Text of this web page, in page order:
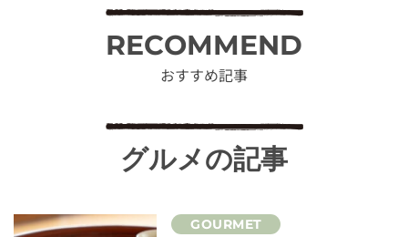
RECOMMEND
おすすめ記事
グルメの記事